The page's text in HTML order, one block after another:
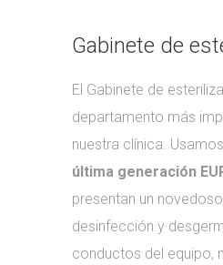
Gabinete de
El Gabinete de
departamento más
nuestra clínica. Usamos
última generación
presentan un
desinfección y
conductos del equipo,